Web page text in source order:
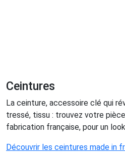
Ceintures
La ceinture, accessoire clé qui
tressé, tissu : trouvez votre
fabrication française, pour un
Découvrir les ceintures made in